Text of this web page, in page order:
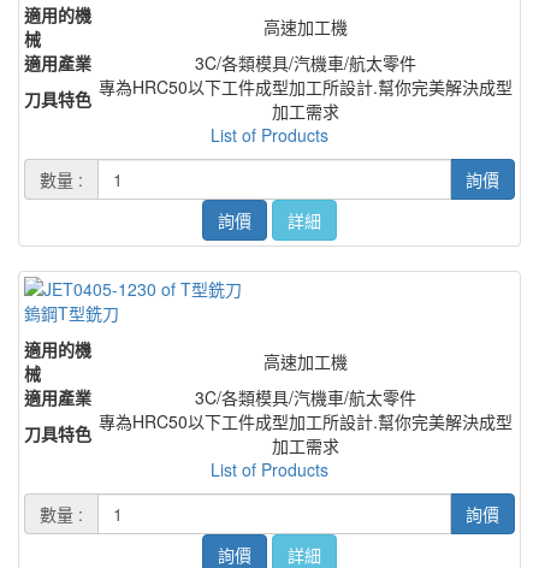
適用的機
械
高速加工機
適用產業
3C/各類模具/汽機車/航太零件
刀具特色 專為HRC50以下工件成型加工所設計.幫你完美解決成型
加工需求
List of Products
數量 :
詢價
詢價
詳細
鎢鋼T型銑刀
適用的機
械
高速加工機
適用產業
3C/各類模具/汽機車/航太零件
刀具特色 專為HRC50以下工件成型加工所設計.幫你完美解決成型
加工需求
List of Products
數量 :
詢價
詢價
詳細